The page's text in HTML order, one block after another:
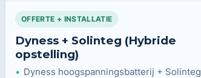
OFFERTE + INSTALLATIE
Dyness + Solinteg (Hybride
opstelling)
Dyness hoogspanningsbatterij + Solinteg